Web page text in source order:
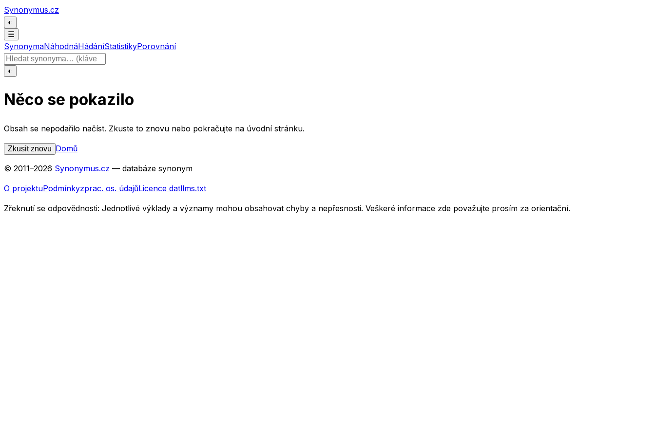
Přeskočit na obsah
Synonymus.cz
◐
☰
SynonymaNáhodnáHádáníStatistikyPorovnání
Hledat slovo
◐
Něco se pokazilo
Obsah se nepodařilo načíst. Zkuste to znovu nebo pokračujte na úvodní stránku.
Zkusit znovu Domů
© 2011–2026 Synonymus.cz — databáze synonym
O projektuPodmínkyzprac. os. údajůLicence datllms.txt
Zřeknutí se odpovědnosti: Jednotlivé výklady a významy mohou obsahovat chyby a nepřesnosti. Veškeré informace zde považujte prosím za orientační.